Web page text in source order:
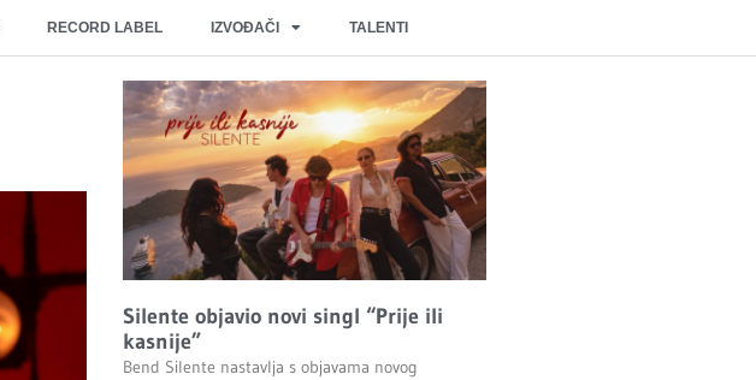
RECORD LABEL IZVOĐAČI TALENTI
Silente objavio novi singl “Prije ili
kasnije”
Bend Silente nastavlja s objavama novog